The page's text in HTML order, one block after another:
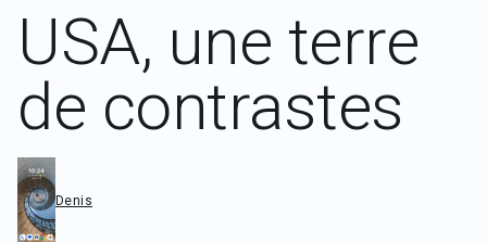
USA, une terre
de contrastes
Denis